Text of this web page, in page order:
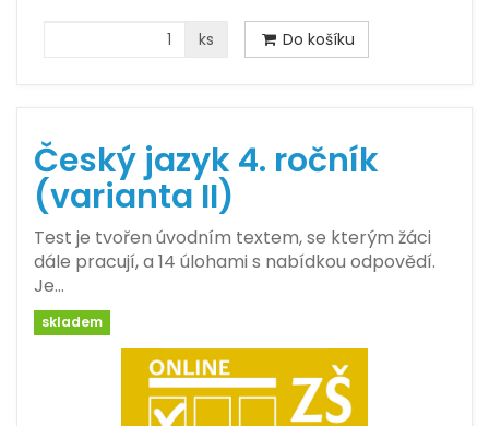
ks Do košíku
Český jazyk 4. ročník
(varianta II)
Test je tvořen úvodním textem, se kterým žáci
dále pracují, a 14 úlohami s nabídkou odpovědí.
Je…
skladem